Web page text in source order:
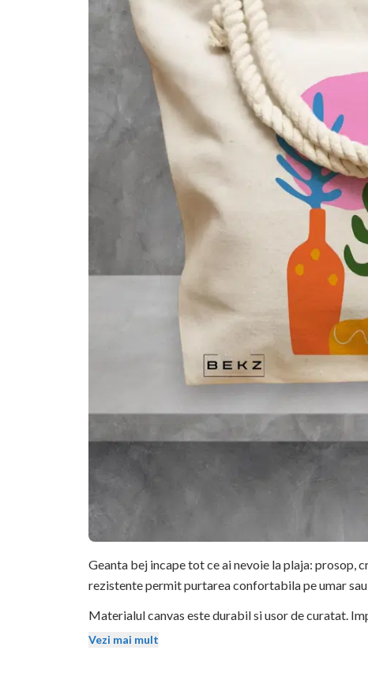
Geanta bej incape tot ce ai nevoie la plaja: prosop,
rezistente permit purtarea confortabila pe umar sau
Materialul canvas este durabil si usor de curatat.
expunere la soare si la spalari repetate.
Vezi mai mult